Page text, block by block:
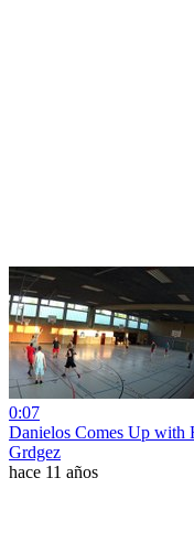
0:07
Danielos Comes Up with
Grdgez
hace 11 años